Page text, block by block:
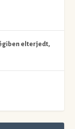
elterjedt,